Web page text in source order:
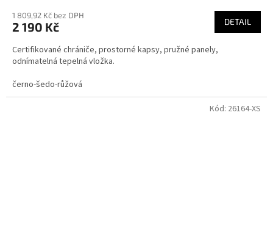
1 809,92 Kč bez DPH
2 190 Kč DETAIL
Certifikované chrániče, prostorné kapsy, pružné panely,
odnímatelná tepelná vložka.
černo-šedo-růžová
Kód: 26164-XS